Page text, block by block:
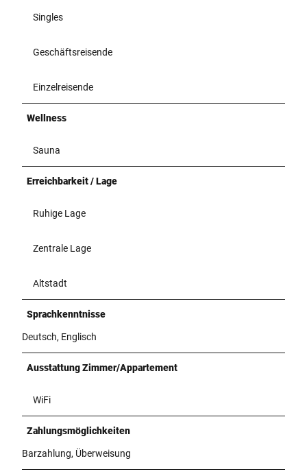
Singles
Geschäftsreisende
Einzelreisende
Wellness
Sauna
Erreichbarkeit / Lage
Ruhige Lage
Zentrale Lage
Altstadt
Sprachkenntnisse
Deutsch, Englisch
Ausstattung Zimmer/Appartement
WiFi
Zahlungsmöglichkeiten
Barzahlung, Überweisung